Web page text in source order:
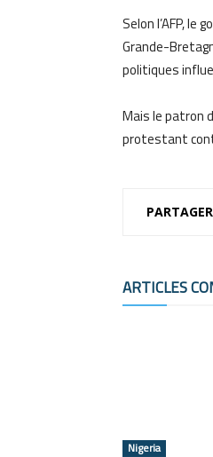
Selon l’AFP,
Grande-
politiques
Mais le patron
protestant
PARTAGER
ARTICLES
Nigeria